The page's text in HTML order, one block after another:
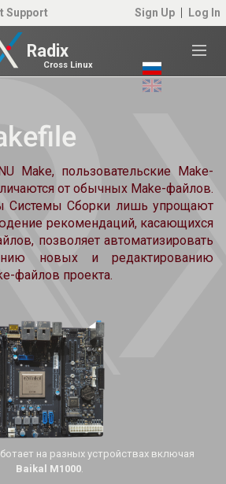
Support Sign Up Log In
Radix
Cross Linux
Make, пользовательские Make-
от обычных Make-файлов.
Системы Сборки лишь упрощают
рекомендаций, касающихся
позволяет автоматизировать
новых и редактированию
файлов проекта.
на разных устройствах включая
Baikal M1000